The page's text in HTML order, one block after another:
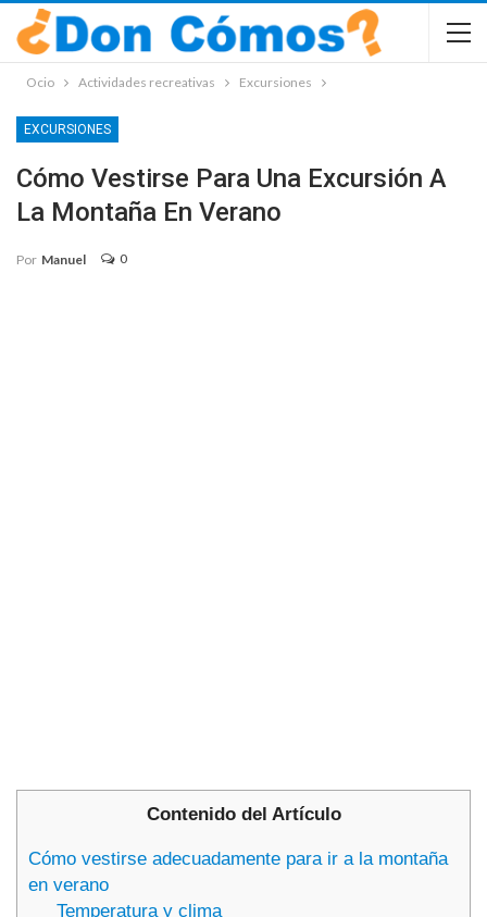
Ocio Actividades recreativas Excursiones
EXCURSIONES
Cómo Vestirse Para Una Excursión A
La Montaña En Verano
Por Manuel 0
Contenido del Artículo
Cómo vestirse adecuadamente para ir a la montaña
en verano
Temperatura y clima